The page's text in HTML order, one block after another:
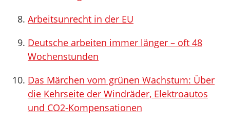
Arbeitsunrecht in der EU
Deutsche arbeiten immer länger – oft 48
Wochenstunden
Das Märchen vom grünen Wachstum: Über
die Kehrseite der Windräder, Elektroautos
und CO2-Kompensationen